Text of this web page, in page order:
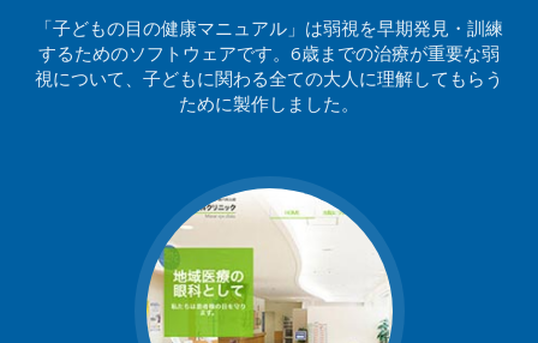
「子どもの目の健康マニュアル」は弱視を早期発見・訓練
するためのソフトウェアです。6歳までの治療が重要な弱
視について、子どもに関わる全ての大人に理解してもらう
ために製作しました。